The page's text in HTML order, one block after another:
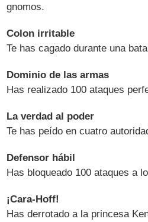
gnomos.
Colon irritable
Te has cagado durante una
Dominio de las armas
Has realizado 100 ataques
La verdad al poder
Te has peído en cuatro
Defensor hábil
Has bloqueado 100 ataques a
¡Cara-Hoff!
Has derrotado a la princesa